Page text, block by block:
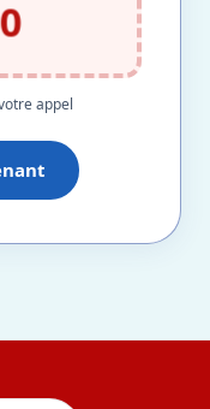
appel